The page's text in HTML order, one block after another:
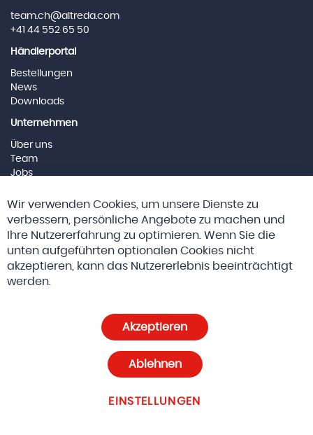
team.ch@altreda.com
+41 44 552 65 50
Händlerportal
Bestellungen
News
Downloads
Unternehmen
Über uns
Team
Jobs
Social Media
Cookie-Einstellungen
Wir verwenden Cookies, um unsere Dienste zu
verbessern, persönliche Angebote zu machen und
Ihre Nutzererfahrung zu optimieren. Wenn Sie die
unten aufgeführten optionalen Cookies nicht
akzeptieren, kann das Nutzererlebnis beeinträchtigt
werden.
Akzeptieren
EINSTELLUNGEN
Ablehnen